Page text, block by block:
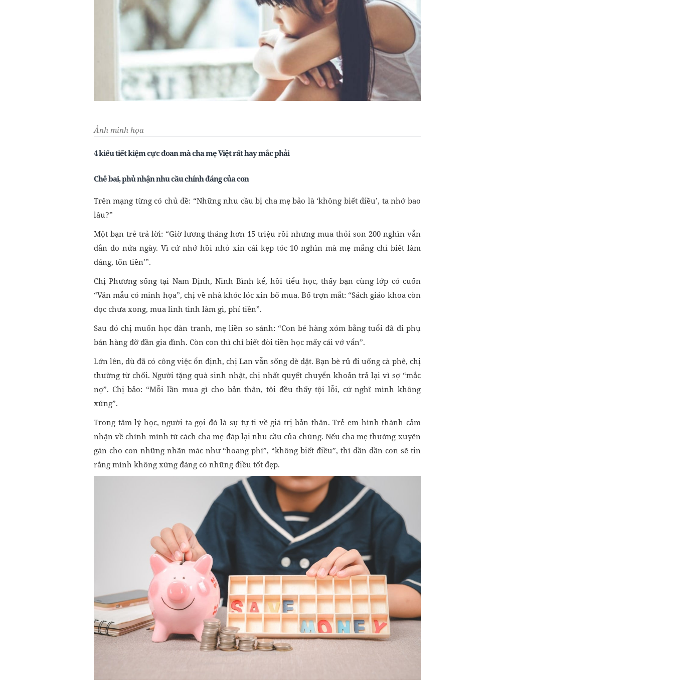
Ảnh minh họa
4 kiểu tiết kiệm cực đoan mà cha mẹ Việt rất hay mắc phải
Chê bai, phủ nhận nhu cầu chính đáng của con
Trên mạng từng có chủ đề: “Những nhu cầu bị cha mẹ bảo là ‘không biết điều’, ta nhớ bao
lâu?”
Một bạn trẻ trả lời: “Giờ lương tháng hơn 15 triệu rồi nhưng mua thỏi son 200 nghìn vẫn
đắn đo nửa ngày. Vì cứ nhớ hồi nhỏ xin cái kẹp tóc 10 nghìn mà mẹ mắng chỉ biết làm
dáng, tốn tiền’”.
Chị Phương sống tại Nam Định, Ninh Bình kể, hồi tiểu học, thấy bạn cùng lớp có cuốn
“Văn mẫu có minh họa”, chị về nhà khóc lóc xin bố mua. Bố trợn mắt: “Sách giáo khoa còn
đọc chưa xong, mua linh tinh làm gì, phí tiền”.
Sau đó chị muốn học đàn tranh, mẹ liền so sánh: “Con bé hàng xóm bằng tuổi đã đi phụ
bán hàng đỡ đần gia đình. Còn con thì chỉ biết đòi tiền học mấy cái vớ vẩn”.
Lớn lên, dù đã có công việc ổn định, chị Lan vẫn sống dè dặt. Bạn bè rủ đi uống cà phê, chị
thường từ chối. Người tặng quà sinh nhật, chị nhất quyết chuyển khoản trả lại vì sợ “mắc
nợ”. Chị bảo: “Mỗi lần mua gì cho bản thân, tôi đều thấy tội lỗi, cứ nghĩ mình không
xứng”.
Trong tâm lý học, người ta gọi đó là sự tự ti về giá trị bản thân. Trẻ em hình thành cảm
nhận về chính mình từ cách cha mẹ đáp lại nhu cầu của chúng. Nếu cha mẹ thường xuyên
gán cho con những nhãn mác như “hoang phí”, “không biết điều”, thì dần dần con sẽ tin
rằng mình không xứng đáng có những điều tốt đẹp.